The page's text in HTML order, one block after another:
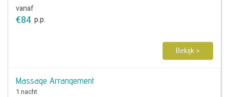
vanaf
€84 p.p.
Bekijk >
Massage Arrangement
1 nacht